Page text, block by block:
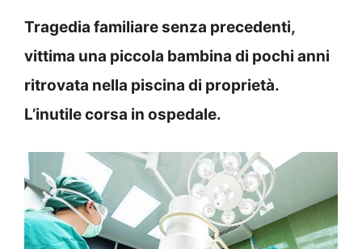
Tragedia familiare senza precedenti,
vittima una piccola bambina di pochi anni
ritrovata nella piscina di proprietà.
L’inutile corsa in ospedale.